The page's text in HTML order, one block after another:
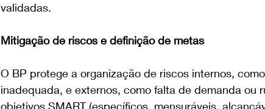
validadas.
Mitigação de riscos e definição de metas
O BP protege a organização de riscos internos,
inadequada, e externos, como falta de demanda ou
objetivos SMART (específicos, mensuráveis,